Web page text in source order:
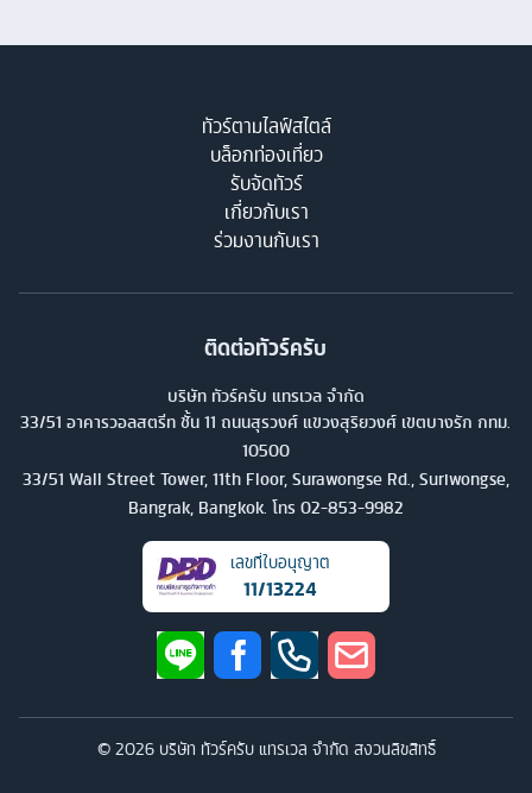
ทัวร์ตามไลฟ์สไตล์
บล็อกท่องเที่ยว
รับจัดทัวร์
เกี่ยวกับเรา
ร่วมงานกับเรา
ติดต่อทัวร์ครับ
บริษัท ทัวร์ครับ แทรเวล จำกัด
33/51 อาคารวอลสตรีท ชั้น 11 ถนนสุรวงศ์ แขวงสุริยวงศ์ เขตบางรัก กทม.
10500
33/51 Wall Street Tower, 11th Floor, Surawongse Rd., Suriwongse,
Bangrak, Bangkok. โทร 02-853-9982
เลขที่ใบอนุญาต
11/13224
©2026บริษัท ทัวร์ครับ แทรเวล จำกัด สงวนลิขสิทธิ์